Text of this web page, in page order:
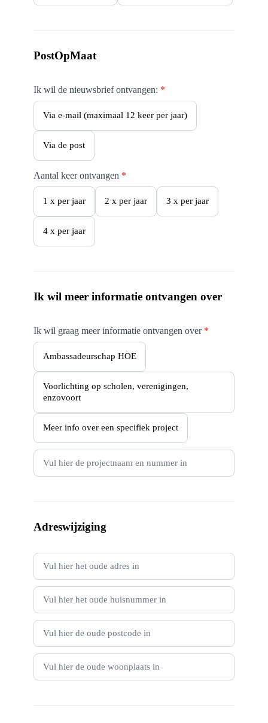
e
PostOpMaat
Ik wil de nieuwsbrief ontvangen: *
Via e-mail (maximaal 12 keer per jaar)
Via de post
Aantal keer ontvangen *
1 x per jaar 2 x per jaar 3 x per jaar
4 x per jaar
Ik wil meer informatie ontvangen over
Ik wil graag meer informatie ontvangen over *
Ambassadeurschap HOE
Voorlichting op scholen, verenigingen,
enzovoort
Meer info over een specifiek project
Adreswijziging